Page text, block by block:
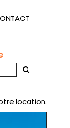
location.